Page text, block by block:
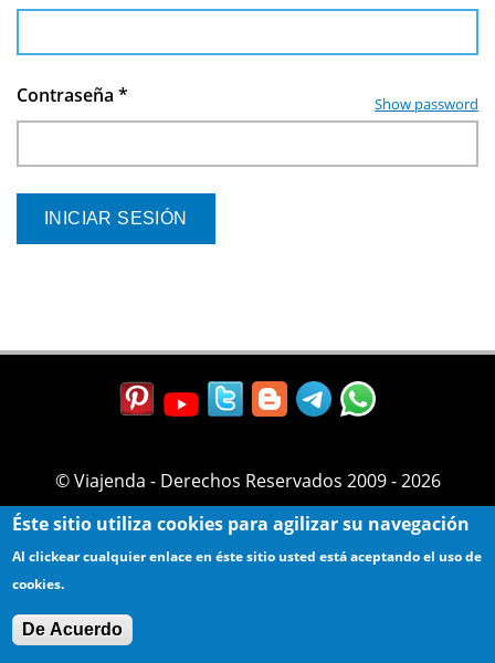
Contraseña * Show password
© Viajenda - Derechos Reservados 2009 - 2026
Éste sitio utiliza cookies para agilizar su navegación
Al clickear cualquier enlace en éste sitio usted está aceptando el uso de
cookies.
De Acuerdo